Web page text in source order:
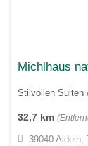
Michlhaus
Stilvollen Suiten
32,7 km
39040 Aldein,